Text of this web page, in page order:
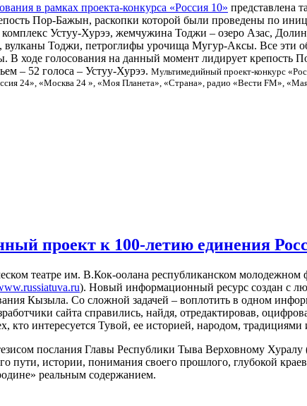
в рамках проекта-конкурса «Россия 10» представлена
Пор-Бажын, раскопки которой были проведены по
Устуу-Хурээ, жемчужина Тоджи – озеро Азас,
вулканы Тоджи, петроглифы урочища Мугур-Аксы. Все эти
В ходе голосования на данный момент лидирует крепость
– 52 голоса – Устуу-Хурээ. Мультимедийный проект-конкурс
24», «Москва 24 », «Моя Планета», «Страна», радио «Вести FM»,
проект к 100-летию единения
театре им. В.Кок-оолана республиканском молодежном
). Новый информационный ресурс создан с
Кызыла. Со сложной задачей – воплотить в одном
сайта справились, найдя, отредактировав,
кто интересуется Тувой, ее историей, народом, традициями
послания Главы Республики Тыва Верховному
пути, истории, понимания своего прошлого, глубокой
реальным содержанием.